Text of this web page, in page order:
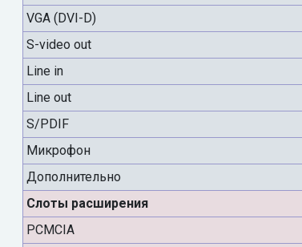
VGA (DVI-D)
S-video out
Line in
Line out
S/PDIF
Микрофон
Дополнительно
Слоты расширения
PCMCIA